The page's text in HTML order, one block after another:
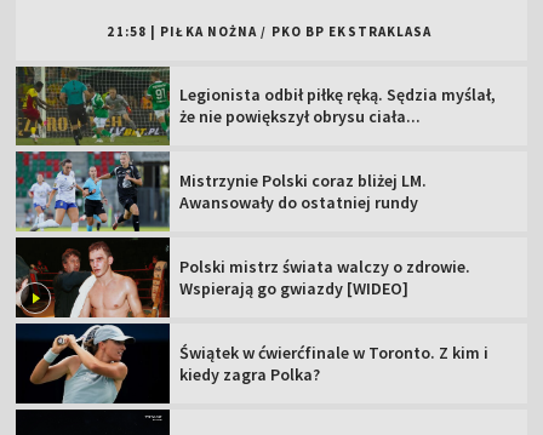
21:58 | PIŁKA NOŻNA / PKO BP EKSTRAKLASA
Legionista odbił piłkę ręką. Sędzia myślał,
że nie powiększył obrysu ciała...
Mistrzynie Polski coraz bliżej LM.
Awansowały do ostatniej rundy
Polski mistrz świata walczy o zdrowie.
Wspierają go gwiazdy [WIDEO]
Świątek w ćwierćfinale w Toronto. Z kim i
kiedy zagra Polka?